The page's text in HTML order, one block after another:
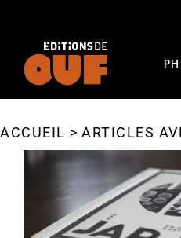
Vous êtes ici :
ACCUEIL ARTICLES